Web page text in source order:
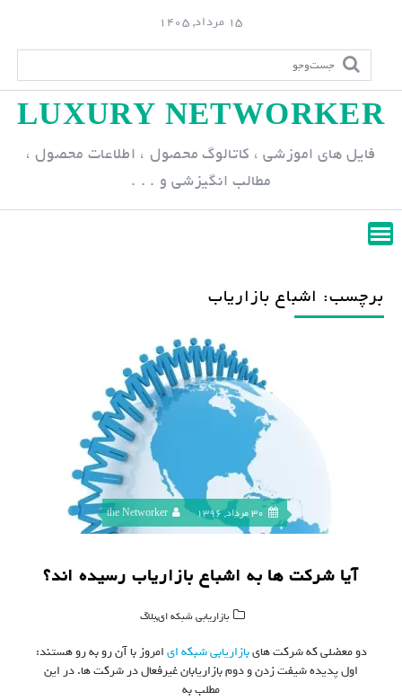
p
n
15 مرداد, 1405
LUXURY NETWORKER
فایل های اموزشی ، کاتالوگ محصول ، اطلاعات محصول ،
مطالب انگیزشی و . . .
برچسب: اشباع بازاریاب
30 مرداد, 1396 the Networker
آیا شرکت ها به اشباع بازاریاب رسیده اند؟
بازاریابی شبکه ای,بلاگ
دو معضلی که شرکت هایبازاریابی شبکه ایامروز با آن رو به رو هستند:
اول پدیده شیفت زدن و دوم بازاریابان غیرفعال در شرکت ها. در این
مطلب به